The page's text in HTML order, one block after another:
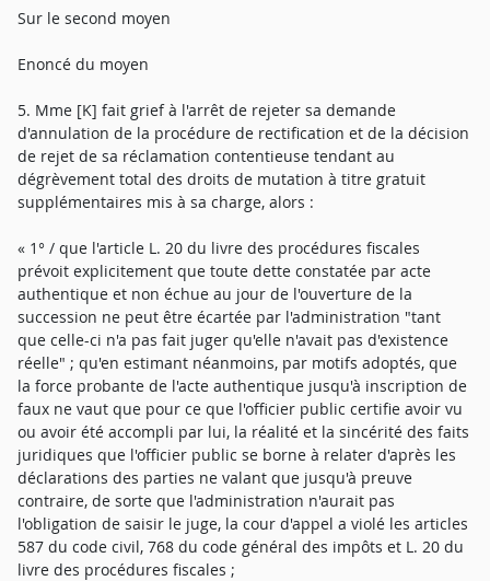
Sur le second moyen
Enoncé du moyen
5. Mme [K] fait grief à l'arrêt de rejeter sa demande
d'annulation de la procédure de rectification et de la décision
de rejet de sa réclamation contentieuse tendant au
dégrèvement total des droits de mutation à titre gratuit
supplémentaires mis à sa charge, alors :
« 1° / que l'article L. 20 du livre des procédures fiscales
prévoit explicitement que toute dette constatée par acte
authentique et non échue au jour de l'ouverture de la
succession ne peut être écartée par l'administration "tant
que celle-ci n'a pas fait juger qu'elle n'avait pas d'existence
réelle" ; qu'en estimant néanmoins, par motifs adoptés, que
la force probante de l'acte authentique jusqu'à inscription de
faux ne vaut que pour ce que l'officier public certifie avoir vu
ou avoir été accompli par lui, la réalité et la sincérité des faits
juridiques que l'officier public se borne à relater d'après les
déclarations des parties ne valant que jusqu'à preuve
contraire, de sorte que l'administration n'aurait pas
l'obligation de saisir le juge, la cour d'appel a violé les articles
587 du code civil, 768 du code général des impôts et L. 20 du
livre des procédures fiscales ;